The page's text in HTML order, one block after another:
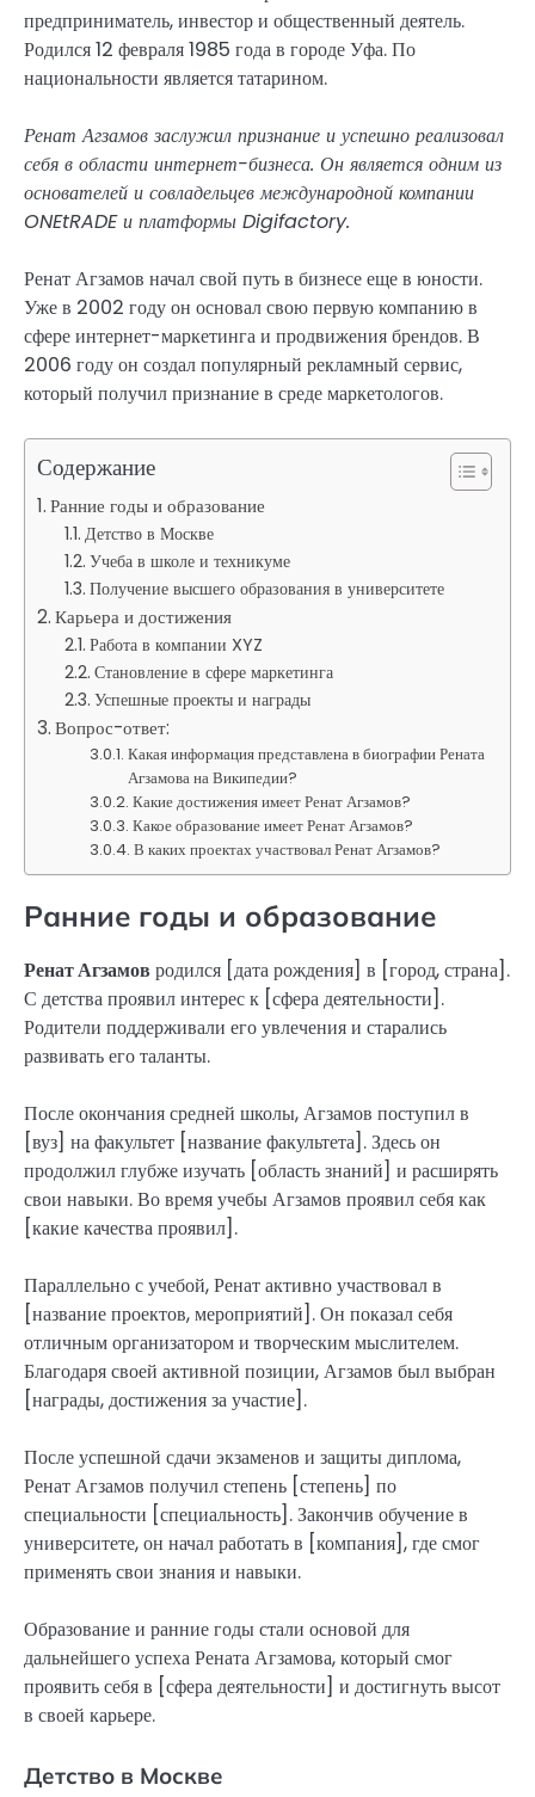
предприниматель, инвестор и общественный деятель.
Родился 12 февраля 1985 года в городе Уфа. По
национальности является татарином.
Ренат Агзамов заслужил признание и успешно реализовал
себя в области интернет-бизнеса. Он является одним из
основателей и совладельцев международной компании
ONEtRADE и платформы Digifactory.
Ренат Агзамов начал свой путь в бизнесе еще в юности.
Уже в 2002 году он основал свою первую компанию в
сфере интернет-маркетинга и продвижения брендов. В
2006 году он создал популярный рекламный сервис,
который получил признание в среде маркетологов.
Содержание
Ранние годы и образование
Детство в Москве
Учеба в школе и техникуме
Получение высшего образования в университете
Карьера и достижения
Работа в компании XYZ
Становление в сфере маркетинга
Успешные проекты и награды
Вопрос-ответ:
Какая информация представлена в биографии Рената
Агзамова на Википедии?
Какие достижения имеет Ренат Агзамов?
Какое образование имеет Ренат Агзамов?
В каких проектах участвовал Ренат Агзамов?
Ранние годы и образование
Ренат Агзамов родился [дата рождения] в [город, страна].
С детства проявил интерес к [сфера деятельности].
Родители поддерживали его увлечения и старались
развивать его таланты.
После окончания средней школы, Агзамов поступил в
[вуз] на факультет [название факультета]. Здесь он
продолжил глубже изучать [область знаний] и расширять
свои навыки. Во время учебы Агзамов проявил себя как
[какие качества проявил].
Параллельно с учебой, Ренат активно участвовал в
[название проектов, мероприятий]. Он показал себя
отличным организатором и творческим мыслителем.
Благодаря своей активной позиции, Агзамов был выбран
[награды, достижения за участие].
После успешной сдачи экзаменов и защиты диплома,
Ренат Агзамов получил степень [степень] по
специальности [специальность]. Закончив обучение в
университете, он начал работать в [компания], где смог
применять свои знания и навыки.
Образование и ранние годы стали основой для
дальнейшего успеха Рената Агзамова, который смог
проявить себя в [сфера деятельности] и достигнуть высот
в своей карьере.
Детство в Москве